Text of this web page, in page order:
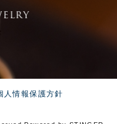
人情報保護方針